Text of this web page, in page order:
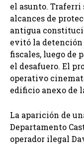
el asunto. Traferri
alcances de
antigua
evitó la detención
fiscales, luego de
el desafuero. El
operativo
edificio anexo de
La aparición de
Departamento
operador ilegal